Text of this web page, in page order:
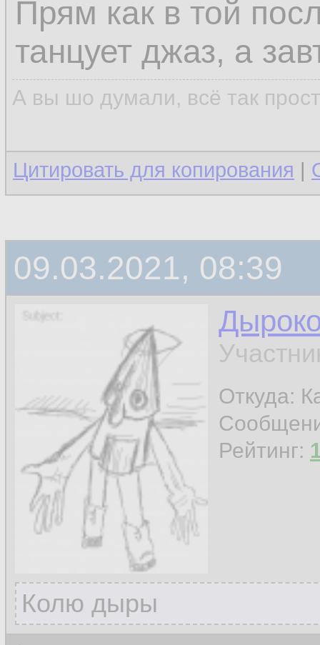
Прям как в той
танцует джаз, а
А вы шо думали, всё так
Цитировать для копирования |
09.03.2021, 08:39
Откуда:
Рейтинг:
Колю дыры